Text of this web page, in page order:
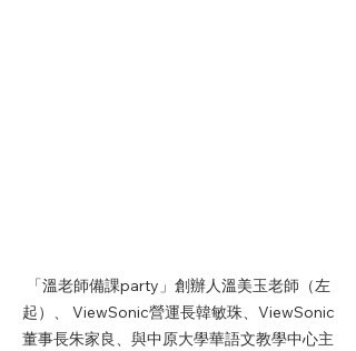
「溫老師備課party」創辦人溫美玉老師（左
起）、 ViewSonic營運長韓敏珠、ViewSonic
董事長朱家良、與中原大學華語文教學中心主